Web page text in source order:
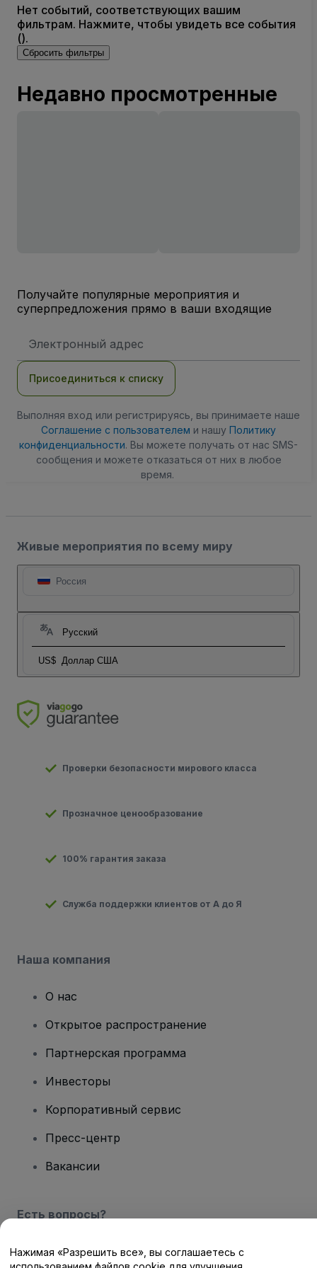
Нет событий, соответствующих вашим
фильтрам. Нажмите, чтобы увидеть все события
().
Сбросить фильтры
Недавно просмотренные
Получайте популярные мероприятия и
суперпредложения прямо в ваши входящие
электронной
Присоединиться к списку
Выполняя вход или регистрируясь, вы принимаете наше
Соглашение с пользователем и нашу Политику
конфиденциальности. Вы можете получать от нас SMS-
сообщения и можете отказаться от них в любое
время.
Живые мероприятия по всему миру
Россия
Русский
US$ Доллар США
Проверки безопасности мирового класса
Прозначное ценообразование
100% гарантия заказа
Служба поддержки клиентов от А до Я
Наша компания
О нас
Открытое распространение
Партнерская программа
Инвесторы
Корпоративный сервис
Пресс-центр
Вакансии
Есть вопросы?
Центр помощи / Свяжитесь с нами
Нажимая «Разрешить все», вы соглашаетесь с